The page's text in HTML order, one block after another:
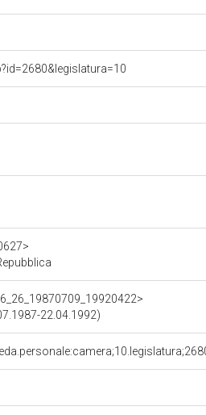
22.04.1992)